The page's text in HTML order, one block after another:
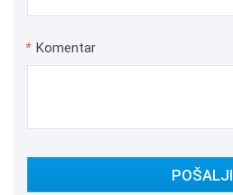
* Komentar
POŠALJI